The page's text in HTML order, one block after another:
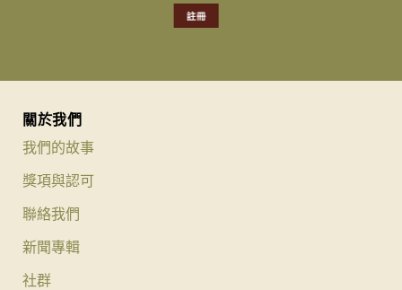
關於我們
我們的故事
獎項與認可
聯絡我們
新聞專輯
社群